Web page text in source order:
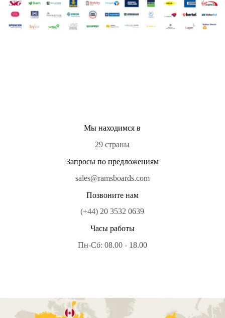
Мы находимся в
29 страны
Запросы по предложениям
sales@ramsboards.com
Позвоните нам
(+44) 20 3532 0639
Часы работы
Пн-Сб: 08.00 - 18.00